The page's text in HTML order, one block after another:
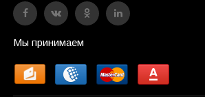
Мы принимаем